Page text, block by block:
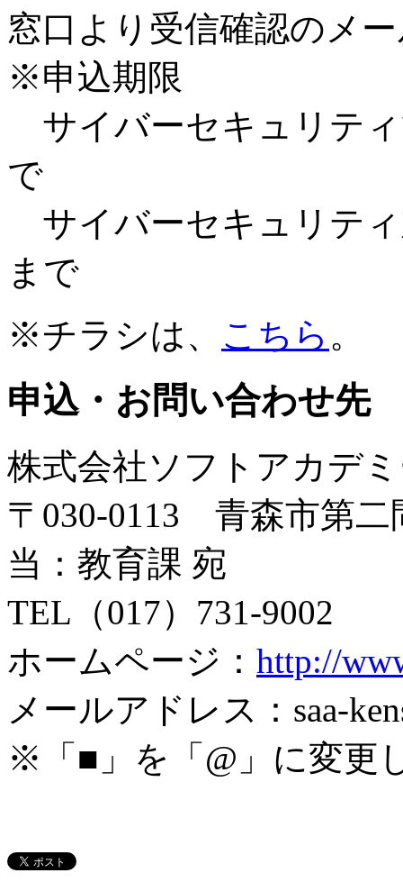
窓口より受信確認のメ
※申込期限
サイバーセキュリティ
で
サイバーセキュリティ
まで
※チラシは、 こちら 。
申込・お問い合わせ先
株式会社ソフトアカデ
〒030‐0113 青森市第
当：教育課 宛
TEL（017）731-9002
ホームページ： http://
メールアドレス：saa-
※「■」を「@」に変更